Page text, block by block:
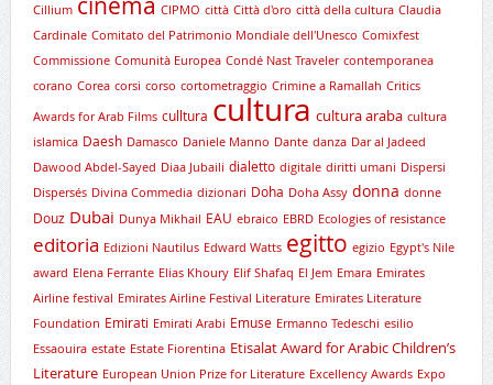
Cillium CIPMO città Città d'oro città della cultura Claudia
Cardinale Comitato del Patrimonio Mondiale dell'Unesco Comixfest
Commissione Comunità Europea Condé Nast Traveler contemporanea
corano Corea corsi corso cortometraggio Crimine a Ramallah Critics
Awards for Arab Films culltura cultura cultura araba cultura
islamica Daesh Damasco Daniele Manno Dante danza Dar al Jadeed
Dawood Abdel-Sayed Diaa Jubaili dialetto digitale diritti umani Dispersi
Dispersés Divina Commedia dizionari Doha Doha Assy donna donne
Douz Dubai Dunya Mikhail EAU ebraico EBRD Ecologies of resistance
editoria Edizioni Nautilus Edward Watts egitto egizio Egypt's Nile
award Elena Ferrante Elias Khoury Elif Shafaq El Jem Emara Emirates
Airline festival Emirates Airline Festival Literature Emirates Literature
Foundation Emirati Emirati Arabi Emuse Ermanno Tedeschi esilio
Essaouira estate Estate Fiorentina Etisalat Award for Arabic Children’s
Literature European Union Prize for Literature Excellency Awards Expo